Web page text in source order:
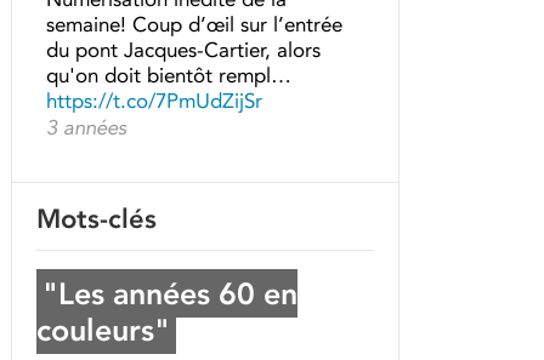
semaine! Coup d’œil sur l’entrée
du pont Jacques-Cartier, alors
qu'on doit bientôt rempl…
https://t.co/7PmUdZijSr
3 années
Mots-clés
"Les années 60 en
couleurs"